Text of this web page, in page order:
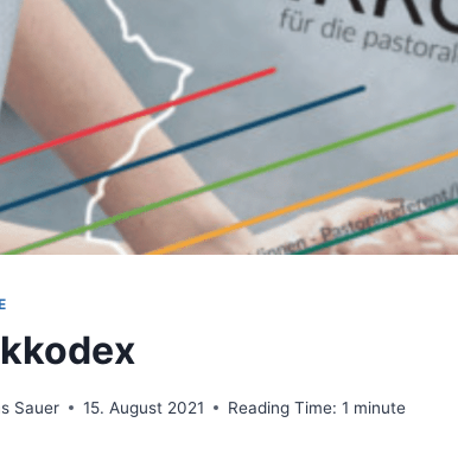
Sauer 15. August 2021 Reading Time: 1 minute